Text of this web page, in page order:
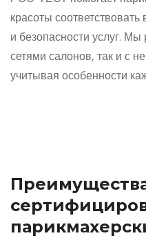
красоты
и безопасности услуг.
сетями салонов, так и с
учитывая особенности